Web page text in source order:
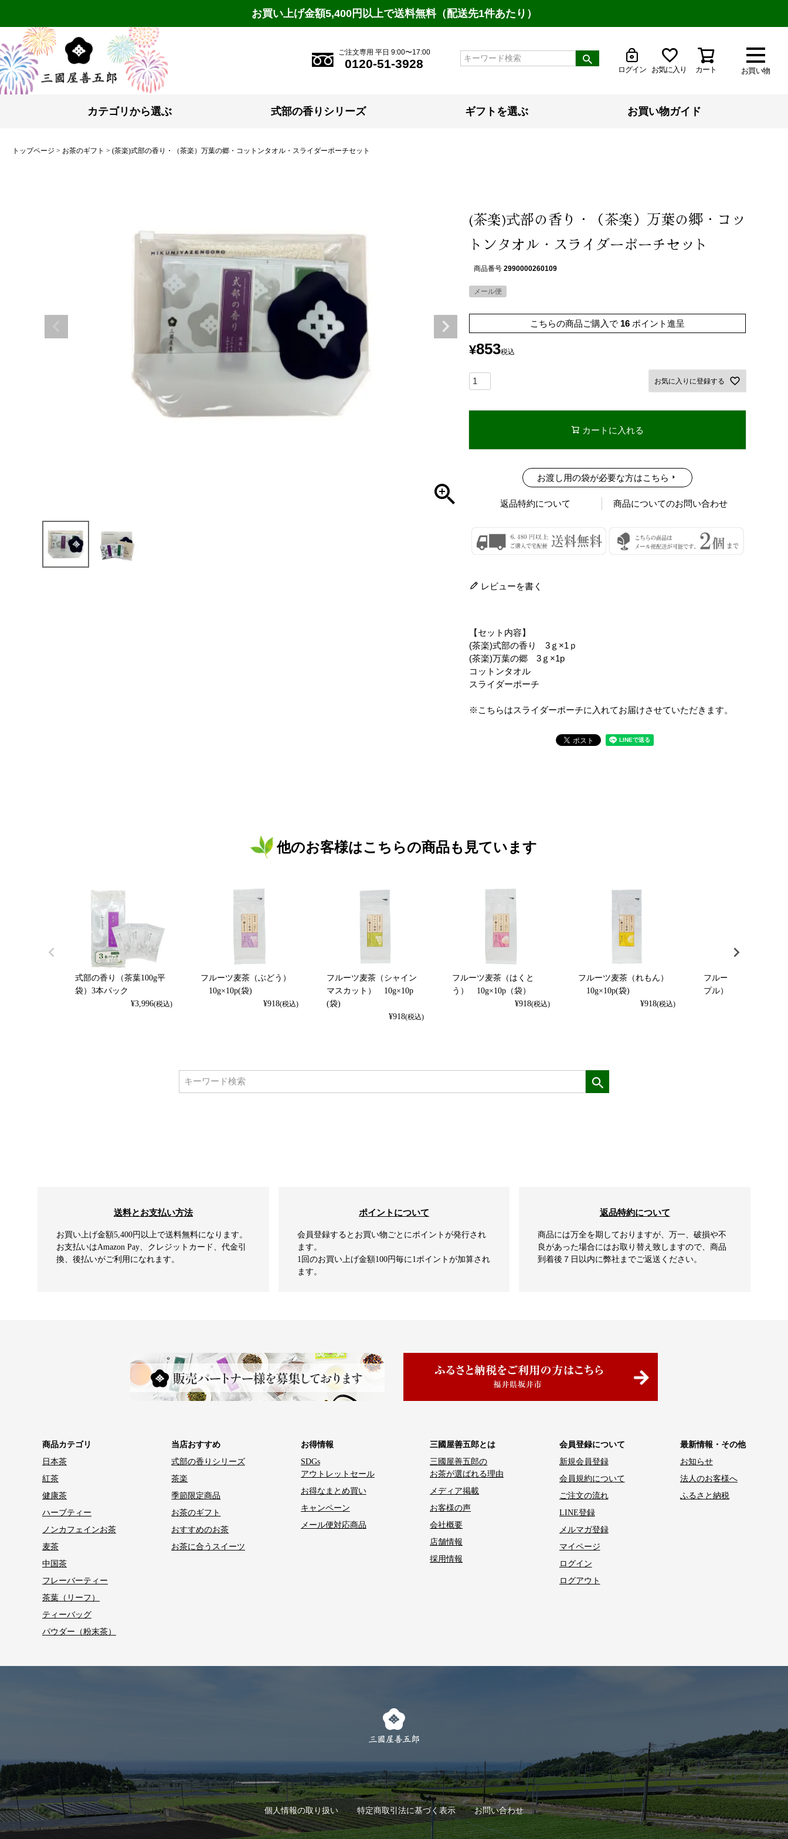
お買い上げ金額5,400円以上で送料無料（配送先1件あたり）
お買い物
ご注文専用 平日 9:00〜17:00
0120-51-3928 ログイン お気に入り カート
カテゴリから選ぶ 式部の香りシリーズ ギフトを選ぶ お買い物ガイド
トップページ お茶のギフト (茶楽)式部の香り・（茶楽）万葉の郷・コットンタオル・スライダーポーチセット
(茶楽)式部の香り・（茶楽）万葉の郷・コッ
トンタオル・スライダーポーチセット
商品番号 2990000260109
メール便
こちらの商品ご購入で 16 ポイント進呈
¥853税込
お気に入りに登録する
カートに入れる
お渡し用の袋が必要な方はこちら
返品特約について 商品についてのお問い合わせ
レビューを書く
【セット内容】
(茶楽)式部の香り 3ｇ×1ｐ
(茶楽)万葉の郷 3ｇ×1p
コットンタオル
スライダーポーチ
※こちらはスライダーポーチに入れてお届けさせていただきます。
他のお客様はこちらの商品も見ています
式部の香り（茶葉100g平
袋）3本パック
¥3,996(税込)
フルーツ麦茶（ぶどう）
10g×10p(袋)
¥918(税込)
フルーツ麦茶（シャイン
マスカット） 10g×10p
(袋)
¥918(税込)
フルーツ麦茶（はくと
う） 10g×10p（袋）
¥918(税込)
フルーツ麦茶（れもん）
10g×10p(袋)
¥918(税込)
フルーツ麦茶（パイナ
プル） 10g×10p（袋
送料とお支払い方法
お買い上げ金額5,400円以上で送料無料になります。
お支払いはAmazon Pay、クレジットカード、代金引
換、後払いがご利用になれます。
ポイントについて
会員登録するとお買い物ごとにポイントが発行され
ます。
1回のお買い上げ金額100円毎に1ポイントが加算され
ます。
返品特約について
商品には万全を期しておりますが、万一、破損や不
良があった場合にはお取り替え致しますので、商品
到着後７日以内に弊社までご返送ください。
商品カテゴリ
日本茶
紅茶
健康茶
ハーブティー
ノンカフェインお茶
麦茶
中国茶
フレーバーティー
茶葉（リーフ）
ティーバッグ
パウダー（粉末茶）
当店おすすめ
式部の香りシリーズ
茶楽
季節限定商品
お茶のギフト
おすすめのお茶
お茶に合うスイーツ
お得情報
SDGs
アウトレットセール
お得なまとめ買い
キャンペーン
メール便対応商品
三國屋善五郎とは
三國屋善五郎の
お茶が選ばれる理由
メディア掲載
お客様の声
会社概要
店舗情報
採用情報
会員登録について
新規会員登録
会員規約について
ご注文の流れ
LINE登録
メルマガ登録
マイページ
ログイン
ログアウト
最新情報・その他
お知らせ
法人のお客様へ
ふるさと納税
個人情報の取り扱い 特定商取引法に基づく表示 お問い合わせ